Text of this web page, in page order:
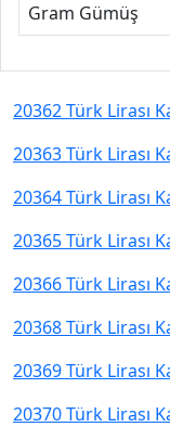
Gram Gümüş
20362 Türk Lirası
20363 Türk Lirası
20364 Türk Lirası
20365 Türk Lirası
20366 Türk Lirası
20368 Türk Lirası
20369 Türk Lirası
20370 Türk Lirası